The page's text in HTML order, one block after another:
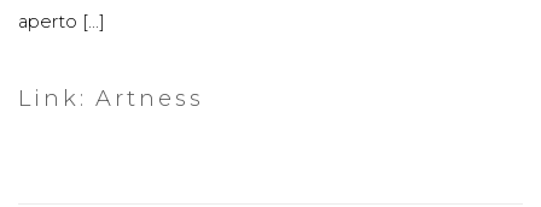
aperto [...]
Link: Artness